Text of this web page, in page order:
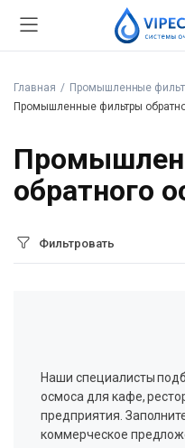
Главная
Промышленные
Промышленные фильтры
обратного
Фильтровать
Наши специалисты
осмоса для кафе,
предприятия.
коммерческое